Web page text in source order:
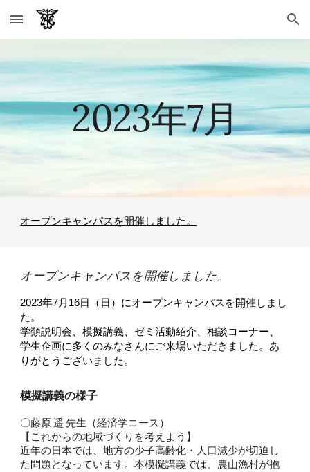
Skip to main content Skip to navigation
2023年7月
オープンキャンパスを開催しました。
オープンキャンパスを開催しました。
2023年7月16日（日）にオープンキャンパスを開催しまし
た。
学類説明会、模擬講義、ゼミ活動紹介、相談コーナー、
学生企画に多くのみなさんにご来場いただきました。あ
りがとうございました。
模擬講義の様子
〇藤原 遥 先生（経済学コース）
【これからの地域づくりを考えよう】
近年の日本では、地方の少子高齢化・人口減少が切迫し
た問題となっています。本模擬講義では、農山漁村が抱